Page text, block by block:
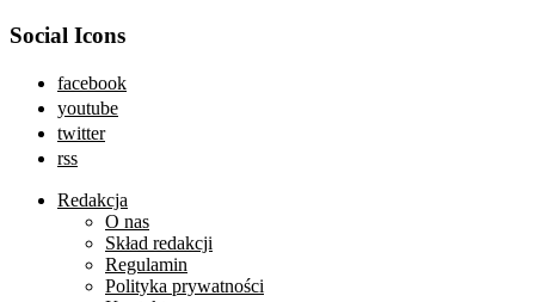
Social Icons
facebook
youtube
twitter
rss
Redakcja
O nas
Skład redakcji
Regulamin
Polityka prywatności